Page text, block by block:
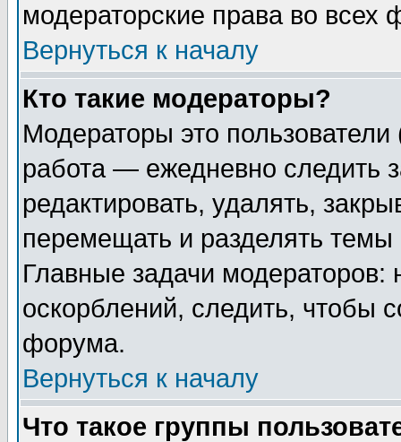
модераторские права во всех
Вернуться к началу
Кто такие модераторы?
Модераторы это
работа — ежедневно следить
редактировать, удалять,
перемещать и разделять
Главные задачи
оскорблений, следить, чтобы
форума.
Вернуться к началу
Что такое группы